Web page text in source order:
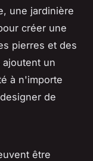
une jardinière
créer une
pierres et des
un
à n'importe
de
être